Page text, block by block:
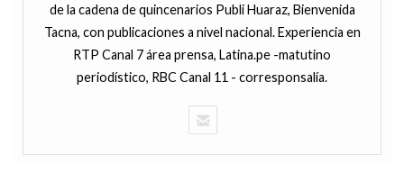
de la cadena de quincenarios Publi Huaraz, Bienvenida
Tacna, con publicaciones a nivel nacional. Experiencia en
RTP Canal 7 área prensa, Latina.pe -matutino
periodístico, RBC Canal 11 - corresponsalía.